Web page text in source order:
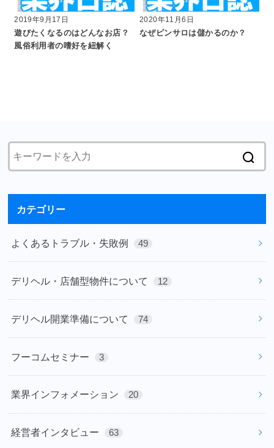
2019年9月17日
遊びたくなるのはどんなお店？
風俗利用者の嗜好を紐解く
2020年11月6日
なぜピンサロは儲かるのか？
カテゴリー
よくあるトラブル・失敗例 49
デリヘル・店舗型物件について 12
デリヘル開業準備について 74
フーコムセミナー 3
業界インフォメーション 20
経営者インタビュー 63